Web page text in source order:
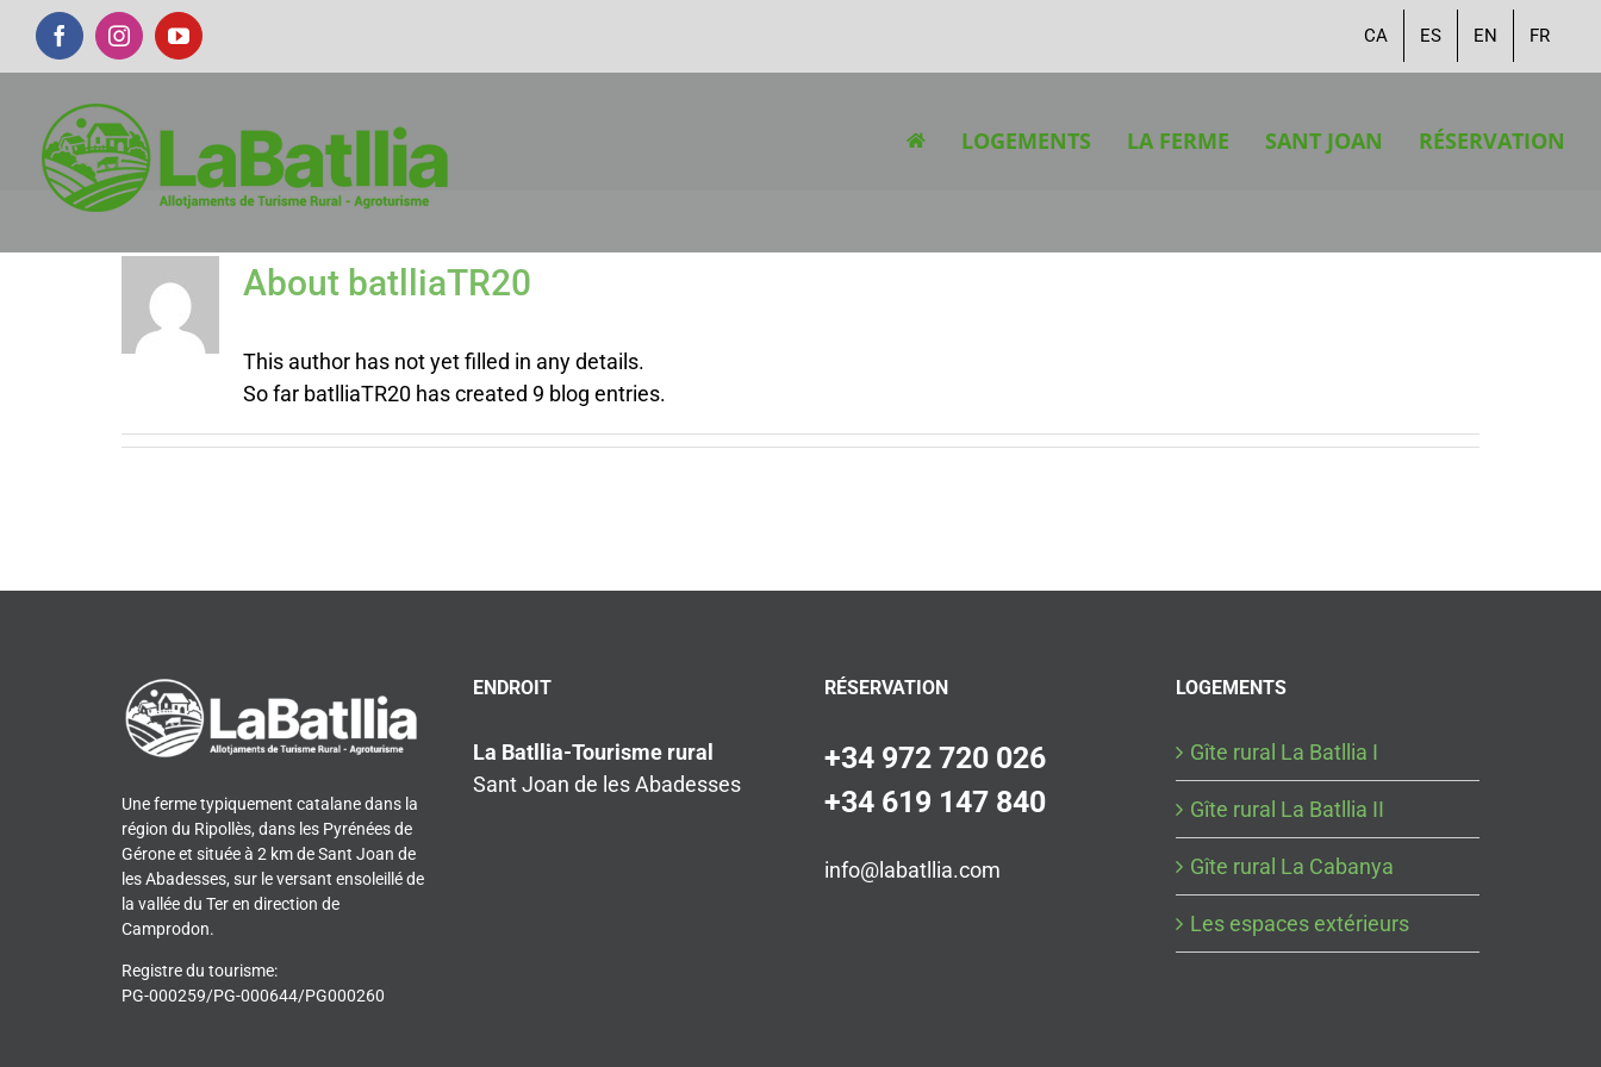
content
FacebookInstagramYouTube CA ES EN FR
LOGEMENTS LA FERME SANT JOAN RÉSERVATION
About batlliaTR20
This author has not yet filled in any details.
So far batlliaTR20 has created 9 blog entries.
Une ferme typiquement catalane dans la
région du Ripollès, dans les Pyrénées de
Gérone et située à 2 km de Sant Joan de
les Abadesses, sur le versant ensoleillé de
la vallée du Ter en direction de
Camprodon.
Registre du tourisme:
PG-000259/PG-000644/PG000260
ENDROIT
La Batllia-Tourisme rural
Sant Joan de les Abadesses
RÉSERVATION
+34 972 720 026
+34 619 147 840
info@labatllia.com
LOGEMENTS
Gîte rural La Batllia I
Gîte rural La Batllia II
Gîte rural La Cabanya
Les espaces extérieurs